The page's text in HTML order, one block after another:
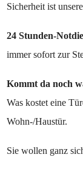
Sicherheit ist
24 Stunden-
immer sofort zur
Kommt da noch
Was kostet eine
Wohn-/Haustür.
Sie wollen ganz